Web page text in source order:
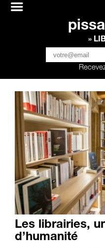
»
Les librairies,
d’humanité